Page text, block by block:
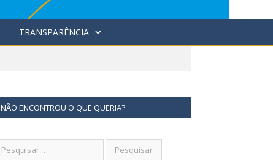
TRANSPARÊNCIA
NÃO ENCONTROU O QUE QUERIA?